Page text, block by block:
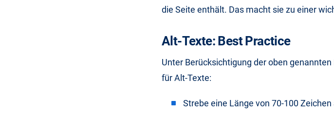
die Seite enthält. Das macht sie zu einer
Alt-Texte: Best Practice
Unter Berücksichtigung der oben
für Alt-Texte:
Strebe eine Länge von 70-100